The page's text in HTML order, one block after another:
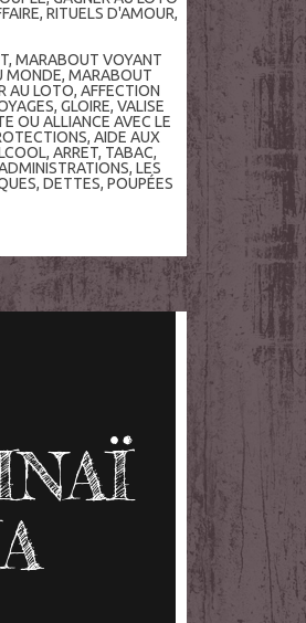
,RITUELS D'AMOUR,
,MARABOUT VOYANT
MONDE, MARABOUT
AU LOTO, AFFECTION
,GLOIRE,VALISE
OU ALLIANCE AVEC LE
,AIDE AUX
,ARRET, TABAC,
, LES
,DETTES,POUPÉES